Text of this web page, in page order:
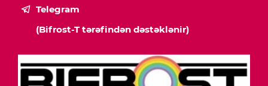
Telegram
(Bifrost-T tərəfindən dəstəklənir)